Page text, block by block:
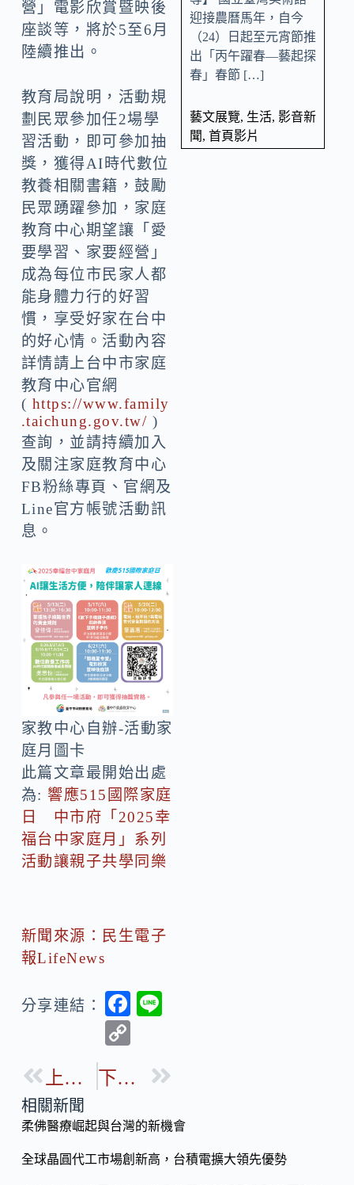
營」電影欣賞暨映後
座談等，將於5至6月
陸續推出。
教育局說明，活動規
劃民眾參加任2場學
習活動，即可參加抽
獎，獲得AI時代數位
教養相關書籍，鼓勵
民眾踴躍參加，家庭
教育中心期望讓「愛
要學習、家要經營」
成為每位市民家人都
能身體力行的好習
慣，享受好家在台中
的好心情。活動內容
詳情請上台中市家庭
教育中心官網
( https://www.family
.taichung.gov.tw/ )
查詢，並請持續加入
及關注家庭教育中心
FB粉絲專頁、官網及
Line官方帳號活動訊
息。
家教中心自辦-活動家
庭月圖卡
此篇文章最開始出處
為: 響應515國際家庭
日 中市府「2025幸
福台中家庭月」系列
活動讓親子共學同樂
新聞來源：民生電子
報LifeNews
分享連結：
F
b
o
k
p
Li
n
上一篇 下一篇
迎接農曆馬年，自今
（24）日起至元宵節推
出「丙午躍春—藝起探
春」春節 […]
藝文展覽, 生活, 影音新
聞, 首頁影片
相關新聞
柔佛醫療崛起與台灣的新機會
全球晶圓代工市場創新高，台積電擴大領先優勢